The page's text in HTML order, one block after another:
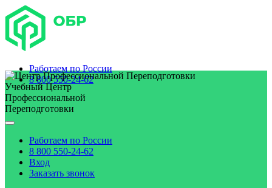
Работаем поРоссии
8 800 550-24-62
Учебный Центр
Профессиональной
Переподготовки
Работаем по России
8 800 550-24-62
Вход
Заказать звонок